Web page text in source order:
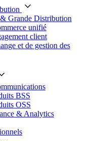
Grande Distribution
unifié
client
et de gestion des
BSS
OSS
& Analytics